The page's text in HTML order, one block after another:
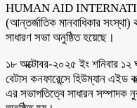
HUMAN AID
(আন্তর্জাতিক মানবাধিকার সংস্থা)
সাধারণ সভা অনুষ্ঠিত হয়েছে।
১৮ অক্টোবর-২০২৫ ইং শনিবার ১২
বেটাস কনফারেন্সে হিউম্যান এইড
এর সভাপতিত্বে সাধারন সম্পাদক